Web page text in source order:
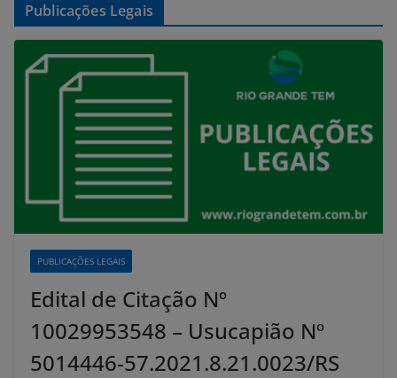
Publicações Legais
PUBLICAÇÕES LEGAIS
Edital de Citação Nº
10029953548 – Usucapião Nº
5014446-57.2021.8.21.0023/RS